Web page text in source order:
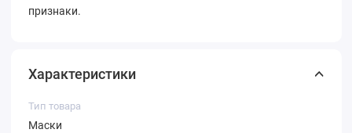
признаки.
Характеристики
Тип товара
Маски